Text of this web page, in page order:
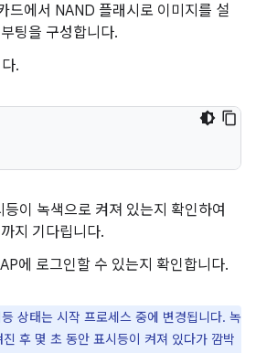
드에서 NAND 플래시로 이미지를 설
팅을 구성합니다.
.
이 녹색으로 켜져 있는지 확인하여
지 기다립니다.
에 로그인할 수 있는지 확인합니다.
상태는 시작 프로세스 중에 변경됩니다. 녹
후 몇 초 동안 표시등이 켜져 있다가 깜박